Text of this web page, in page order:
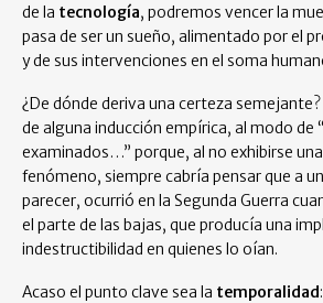
de la tecnología, podremos vencer la
pasa de ser un sueño, alimentado por el
y de sus intervenciones en el soma
¿De dónde deriva una certeza
de alguna inducción empírica, al modo de
examinados…” porque, al no exhibirse
fenómeno, siempre cabría pensar que a
parecer, ocurrió en la Segunda Guerra
el parte de las bajas, que producía una
indestructibilidad en quienes lo oían.
Acaso el punto clave sea la temporalidad